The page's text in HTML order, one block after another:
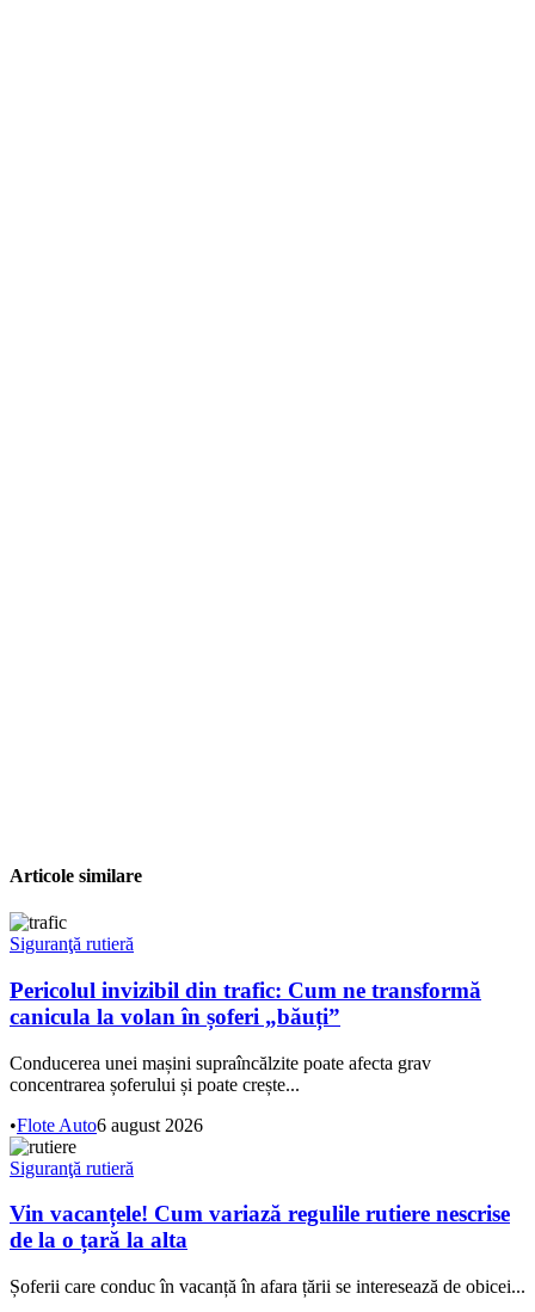
Articole similare
Siguranţă rutieră
Pericolul invizibil din trafic: Cum ne transformă
canicula la volan în șoferi „băuți”
Conducerea unei mașini supraîncălzite poate afecta grav
concentrarea șoferului și poate crește...
•Flote Auto6 august 2026
Siguranţă rutieră
Vin vacanțele! Cum variază regulile rutiere nescrise
de la o țară la alta
Șoferii care conduc în vacanță în afara țării se interesează de obicei...